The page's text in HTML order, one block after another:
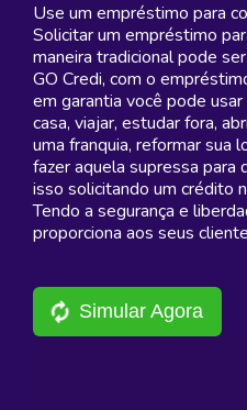
Use um empréstimo para
Solicitar um empréstimo
maneira tradicional pode
GO Credi, com o
em garantia você pode
casa, viajar, estudar fora,
uma franquia, reformar sua
fazer aquela supressa para
isso solicitando um crédito
Tendo a segurança e
proporciona aos seus
Simular Agora